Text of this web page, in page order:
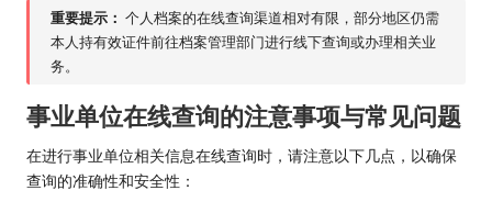
重要提示： 个人档案的在线查询渠道相对有限，部分地区仍需
本人持有效证件前往档案管理部门进行线下查询或办理相关业
务。
事业单位在线查询的注意事项与常见问题
在进行事业单位相关信息在线查询时，请注意以下几点，以确保
查询的准确性和安全性：